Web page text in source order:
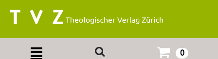
0